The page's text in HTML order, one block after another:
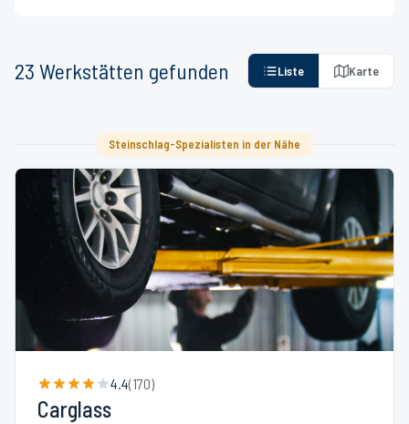
23 Werkstätten gefunden Liste Karte
Steinschlag-Spezialisten in der Nähe
4.4(170)
Carglass